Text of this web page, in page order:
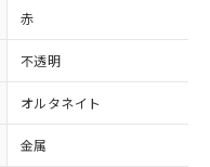
赤
不透明
オルタネイト
金属